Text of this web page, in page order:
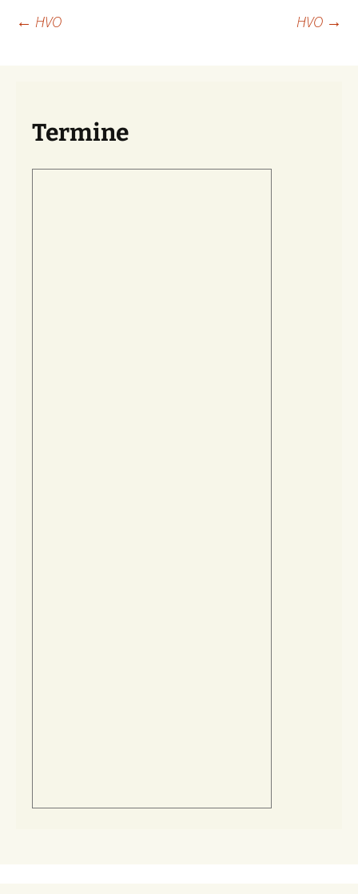
Beitragsnavigation
← HVO HVO →
Termine